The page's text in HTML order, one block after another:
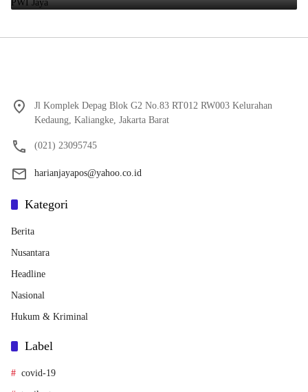
Jl Komplek Depag Blok G2 No.83 RT012 RW003 Kelurahan
Kedaung, Kaliangke, Jakarta Barat
(021) 23095745
harianjayapos@yahoo.co.id
Kategori
Berita
Nusantara
Headline
Nasional
Hukum & Kriminal
Label
covid-19